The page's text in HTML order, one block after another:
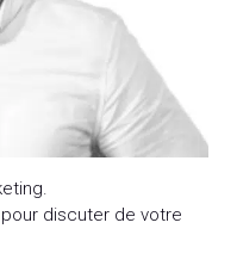
discuter de votre